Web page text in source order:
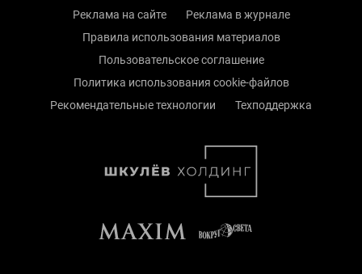
Реклама на сайте
Реклама в журнале
Правила использования материалов
Пользовательское соглашение
Политика использования cookie-файлов
Рекомендательные технологии
Техподдержка